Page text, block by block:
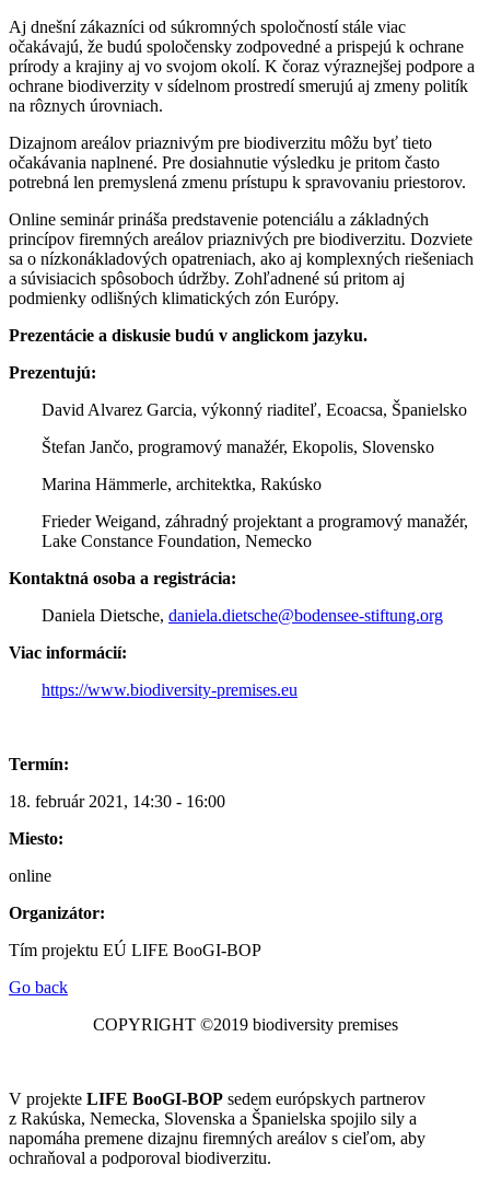
Aj dnešní zákazníci od súkromných spoločností stále viac
očakávajú, že budú spoločensky zodpovedné a prispejú k ochrane
prírody a krajiny aj vo svojom okolí. K čoraz výraznejšej podpore a
ochrane biodiverzity v sídelnom prostredí smerujú aj zmeny politík
na rôznych úrovniach.
Dizajnom areálov priaznivým pre biodiverzitu môžu byť tieto
očakávania naplnené. Pre dosiahnutie výsledku je pritom často
potrebná len premyslená zmenu prístupu k spravovaniu priestorov.
Online seminár prináša predstavenie potenciálu a základných
princípov firemných areálov priaznivých pre biodiverzitu. Dozviete
sa o nízkonákladových opatreniach, ako aj komplexných riešeniach
a súvisiacich spôsoboch údržby. Zohľadnené sú pritom aj
podmienky odlišných klimatických zón Európy.
Prezentácie a diskusie budú v anglickom jazyku.
Prezentujú:
David Alvarez Garcia, výkonný riaditeľ, Ecoacsa, Španielsko
Štefan Jančo, programový manažér, Ekopolis, Slovensko
Marina Hämmerle, architektka, Rakúsko
Frieder Weigand, záhradný projektant a programový manažér,
Lake Constance Foundation, Nemecko
Kontaktná osoba a registrácia:
Daniela Dietsche, daniela.dietsche@bodensee-stiftung.org
Viac informácií:
https://www.biodiversity-premises.eu
Termín:
18. február 2021, 14:30 - 16:00
Miesto:
online
Organizátor:
Tím projektu EÚ LIFE BooGI-BOP
Go back
COPYRIGHT ©2019 biodiversity premises
V projekte LIFE BooGI-BOP sedem európskych partnerov
z Rakúska, Nemecka, Slovenska a Španielska spojilo sily a
napomáha premene dizajnu firemných areálov s cieľom, aby
ochraňoval a podporoval biodiverzitu.